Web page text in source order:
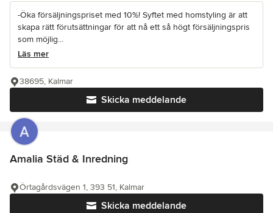
-Öka försäljningspriset med 10%! Syftet med homstyling är att
skapa rätt förutsättningar för att nå ett så högt försäljningspris
som möjlig...
Läs mer
Skicka meddelande
38695, Kalmar
Amalia Städ & Inredning
Skicka meddelande
Örtagårdsvägen 1, 393 51, Kalmar